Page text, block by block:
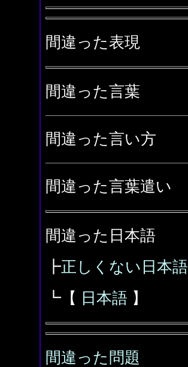
間違った表現
間違った言葉
間違った言い方
間違った言葉遣い
間違った日本語
┣正しくない日本語
┗【
日本語 】
間違った問題